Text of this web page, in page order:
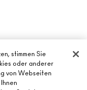
stimmen Sie
oder anderer
von Webseiten